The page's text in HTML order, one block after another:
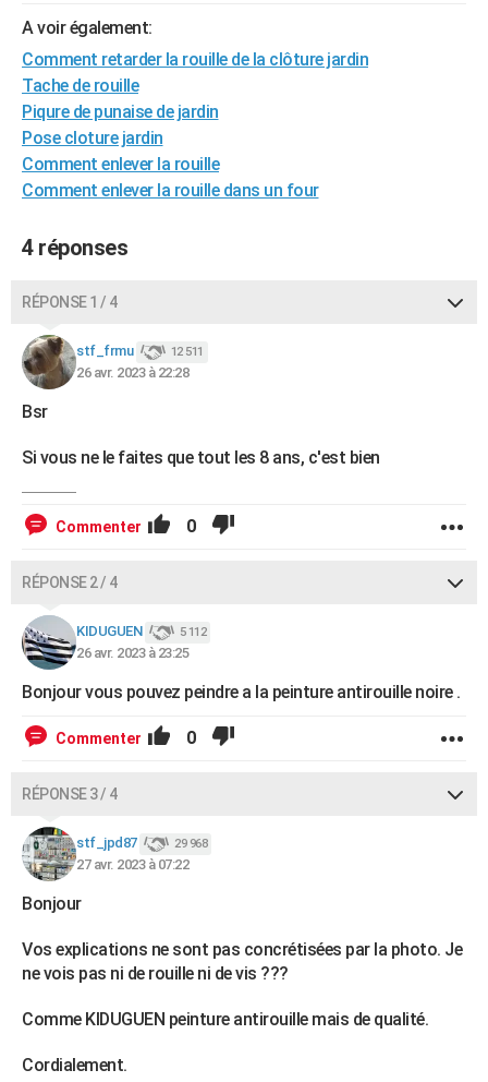
A voir également:
Comment retarder la rouille de la clôture jardin
Tache de rouille
Piqure de punaise de jardin
Pose cloture jardin
Comment enlever la rouille
Comment enlever la rouille dans un four
4 réponses
RÉPONSE 1 / 4
stf_frmu 12 511
26 avr. 2023 à 22:28
Bsr
Si vous ne le faites que tout les 8 ans, c'est bien
Commenter 0
RÉPONSE 2 / 4
KIDUGUEN 5 112
26 avr. 2023 à 23:25
Bonjour vous pouvez peindre a la peinture antirouille noire .
Commenter 0
RÉPONSE 3 / 4
stf_jpd87 29 968
27 avr. 2023 à 07:22
Bonjour
Vos explications ne sont pas concrétisées par la photo. Je
ne vois pas ni de rouille ni de vis ???
Comme KIDUGUEN peinture antirouille mais de qualité.
Cordialement.